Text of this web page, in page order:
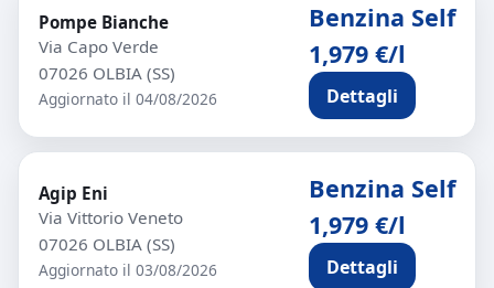
Pompe Bianche
Via Capo Verde
07026 OLBIA (SS)
Aggiornato il 04/08/2026
Benzina Self
1,979 €/l
Dettagli
Agip Eni
Via Vittorio Veneto
07026 OLBIA (SS)
Aggiornato il 03/08/2026
Benzina Self
1,979 €/l
Dettagli